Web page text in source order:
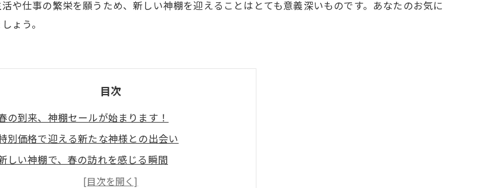
や仕事の繁栄を願うため、新しい神棚を迎えることはとても意義深いものです。あなたのお気に
ょう。
目次
の到来、神棚セールが始まります！
別価格で迎える新たな神様との出会い
しい神棚で、春の訪れを感じる瞬間
特別デザインの神棚も！選べる楽しみ